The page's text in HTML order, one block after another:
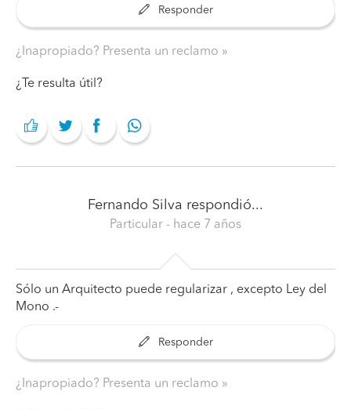
Responder
¿Inapropiado? Presenta un reclamo
¿Te resulta útil?
Fernando Silva respondió...
Particular - hace 7 años
Sólo un Arquitecto puede regularizar , excepto Ley del
Mono .-
Responder
¿Inapropiado? Presenta un reclamo